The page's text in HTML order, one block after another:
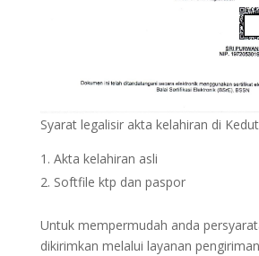
Syarat legalisir akta kelahiran di
Akta kelahiran asli
Softfile ktp dan paspor
Untuk mempermudah anda
dikirimkan melalui layanan